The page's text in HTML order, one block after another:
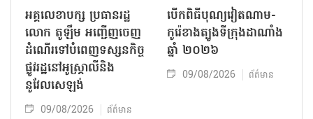
អគ្គលេខាបក្ស ប្រធានរដ្ឋ
លោក តូឡឹម អញ្ជើញចេញ
ដំណើរទៅបំពេញទស្សនកិច្ច
ផ្លូវរដ្ឋនៅអូស្ត្រាលីនិង
នូវែលសេឡង់
09/08/2026 ព័ត៌មាន
បើកពិធីបុណ្យវៀតណាម-
កូរ៉េខាងត្បូងទីក្រុងដាណាំង
ឆ្នាំ ២០២៦
09/08/2026 ព័ត៌មាន